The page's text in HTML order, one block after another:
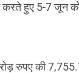
करते हुए 5-7 जून
रुपए की